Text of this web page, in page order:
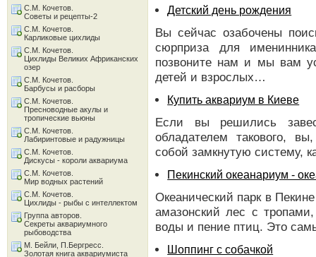
Детский день рождения
Вы сейчас озабочены
сюрприза для
позвоните нам и мы вам
детей и взрослых…
Купить аквариум в Киеве
Если вы решились
обладателем такового,
собой замкнутую систему,
Пекинский океанариум -
Океанический парк в
амазонский лес с
воды и пение птиц. Это
Шоппинг с собачкой
С.М. Кочетов.
Советы и рецепты-2
С.М. Кочетов.
Карликовые цихлиды
С.М. Кочетов.
Цихлиды Великих Африканских
озер
С.М. Кочетов.
Барбусы и расборы
С.М. Кочетов.
Пресноводные акулы и
тропические вьюны
С.М. Кочетов.
Лабиринтовые и радужницы
С.М. Кочетов.
Дискусы - короли аквариума
С.М. Кочетов.
Мир водных растений
С.М. Кочетов.
Цихлиды - рыбы с интеллектом
Группа авторов.
Секреты аквариумного
рыбоводства
М. Бейли, П.Бергресс.
Золотая книга аквариумиста